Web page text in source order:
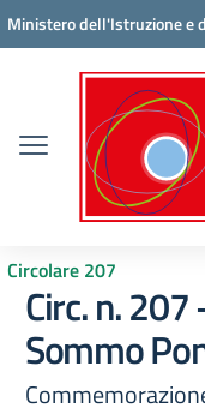
Vai ai contenuti
Vai al menu di navigazione
Vai al footer
Ministero dell'Istruzione e
Circolare 207
Circ. n.
Sommo